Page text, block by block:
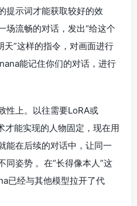
提示词才能获取较好的效
场流畅的对话，发出“给这个
天”这样的指令，对画面进行
能记住你们的对话，进行
性上。以往需要LoRA或
能实现的人物固定，现在用
能在后续的对话中，让同一
同姿势 。在“长得像本人”这
已经与其他模型拉开了代